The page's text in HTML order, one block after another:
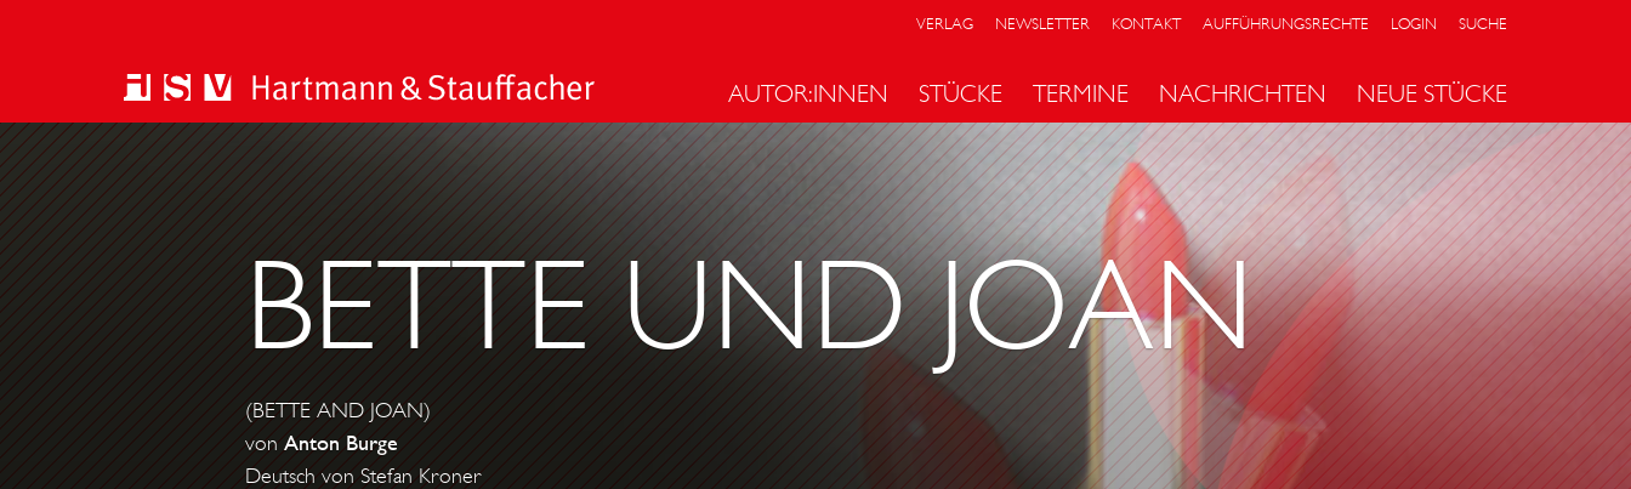
VERLAG NEWSLETTER KONTAKT AUFFÜHRUNGSRECHTE LOGIN SUCHE
AUTOR:INNEN STÜCKE TERMINE NACHRICHTEN NEUE STÜCKE
BETTE UND JOAN
(BETTE AND JOAN)
von Anton Burge
Deutsch von Stefan Kroner